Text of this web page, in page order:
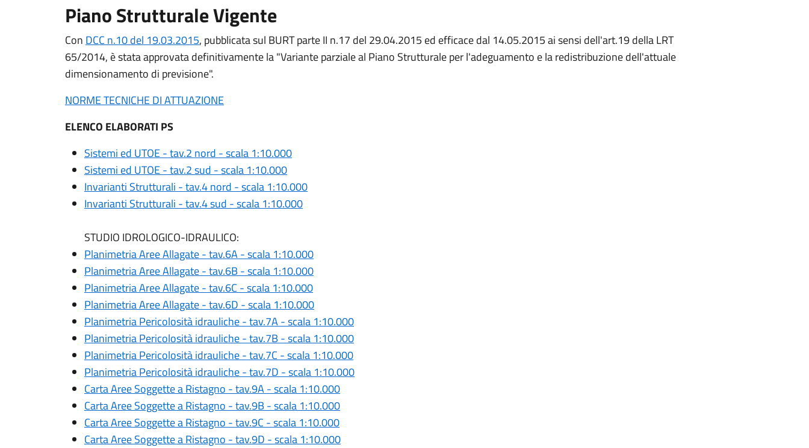
Piano Strutturale Vigente
Con DCC n.10 del 19.03.2015, pubblicata sul BURT parte II n.17 del 29.04.2015 ed efficace dal 14.05.2015 ai sensi dell'art.19 della LRT
65/2014, è stata approvata definitivamente la "Variante parziale al Piano Strutturale per l'adeguamento e la redistribuzione dell'attuale
dimensionamento di previsione".
NORME TECNICHE DI ATTUAZIONE
ELENCO ELABORATI PS
Sistemi ed UTOE - tav.2 nord - scala 1:10.000
Sistemi ed UTOE - tav.2 sud - scala 1:10.000
Invarianti Strutturali - tav.4 nord - scala 1:10.000
Invarianti Strutturali - tav.4 sud - scala 1:10.000
STUDIO IDROLOGICO-IDRAULICO:
Planimetria Aree Allagate - tav.6A - scala 1:10.000
Planimetria Aree Allagate - tav.6B - scala 1:10.000
Planimetria Aree Allagate - tav.6C - scala 1:10.000
Planimetria Aree Allagate - tav.6D - scala 1:10.000
Planimetria Pericolosità idrauliche - tav.7A - scala 1:10.000
Planimetria Pericolosità idrauliche - tav.7B - scala 1:10.000
Planimetria Pericolosità idrauliche - tav.7C - scala 1:10.000
Planimetria Pericolosità idrauliche - tav.7D - scala 1:10.000
Carta Aree Soggette a Ristagno - tav.9A - scala 1:10.000
Carta Aree Soggette a Ristagno - tav.9B - scala 1:10.000
Carta Aree Soggette a Ristagno - tav.9C - scala 1:10.000
Carta Aree Soggette a Ristagno - tav.9D - scala 1:10.000